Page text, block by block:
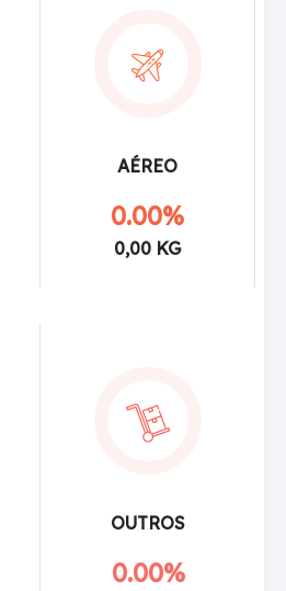
AÉREO
0.00%
0,00 KG
OUTROS
0.00%